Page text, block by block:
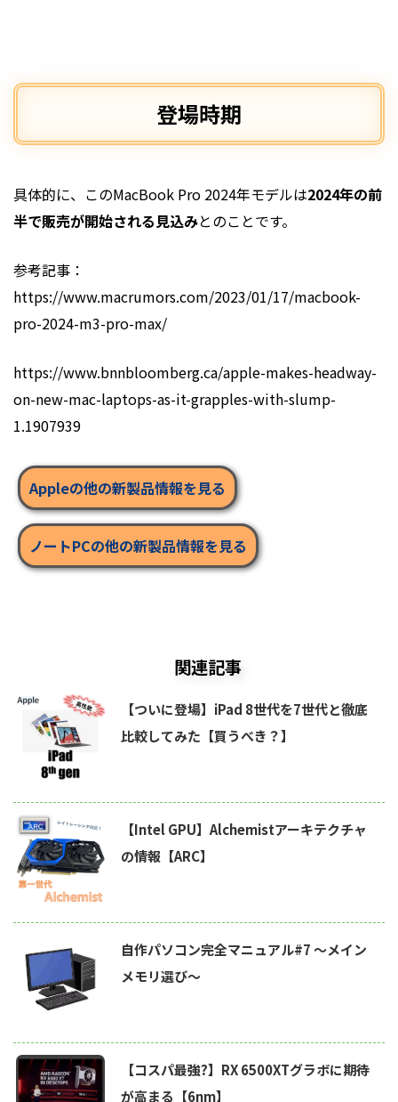
登場時期
具体的に、このMacBook Pro 2024年モデルは2024年の前
半で販売が開始される見込みとのことです。
参考記事：
https://www.macrumors.com/2023/01/17/macbook-
pro-2024-m3-pro-max/
https://www.bnnbloomberg.ca/apple-makes-headway-
on-new-mac-laptops-as-it-grapples-with-slump-
1.1907939
Appleの他の新製品情報を見る
ノートPCの他の新製品情報を見る
関連記事
【ついに登場】iPad 8世代を7世代と徹底
比較してみた【買うべき？】
【Intel GPU】Alchemistアーキテクチャ
の情報【ARC】
自作パソコン完全マニュアル#7 〜メイン
メモリ選び～
【コスパ最強?】RX 6500XTグラボに期待
が高まる【6nm】